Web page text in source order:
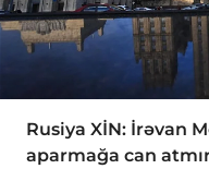
Rusiya XİN: İrəvan
aparmağa can